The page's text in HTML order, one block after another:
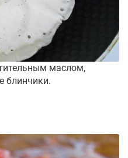
маслом,
блинчики.